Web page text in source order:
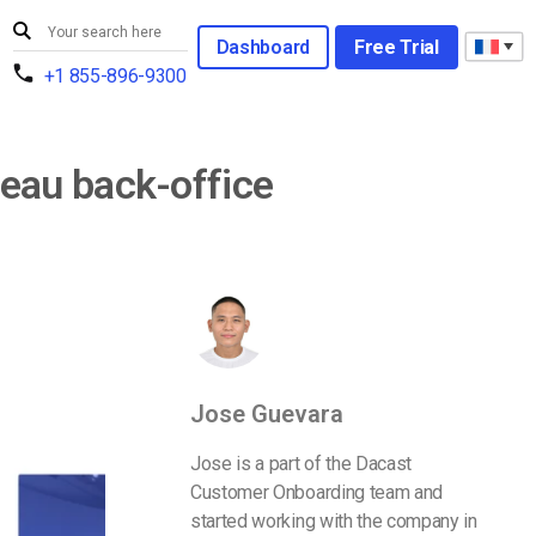
+1 855-896-9300
Dashboard Free Trial
back-office
Jose Guevara
Jose is a part of the Dacast
Customer Onboarding team and
started working with the company in